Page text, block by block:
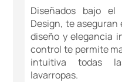
Diseñados bajo
Design, te
diseño y elegancia
control te permite
intuitiva todas
lavarropas.